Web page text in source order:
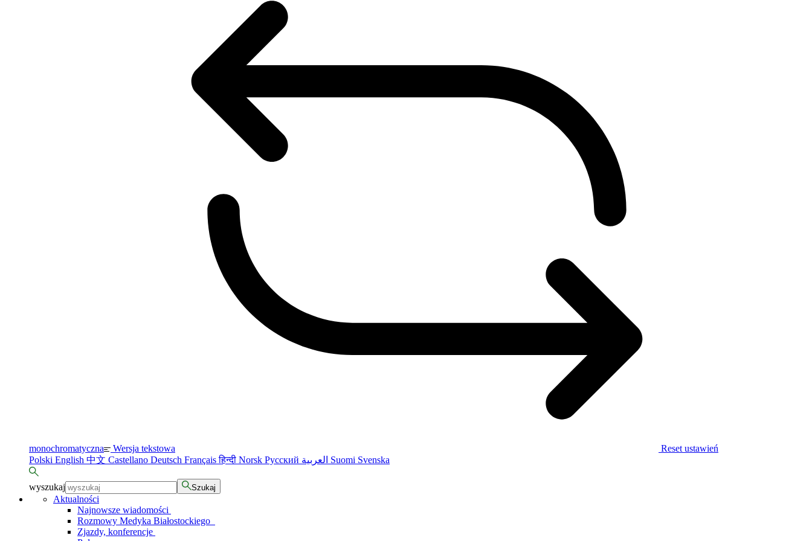
monochromatyczna Wersja tekstowa
Reset ustawień
Polski English 中文 Castellano Deutsch Françaisहिन्दी Norsk Русский Suomi Svenska
wyszukaj Szukaj
Aktualności
Najnowsze wiadomości
Rozmowy Medyka Białostockiego
Zjazdy, konferencje